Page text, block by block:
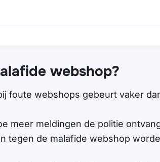
webshop?
foute webshops gebeurt vaker
meer meldingen de politie
tegen de malafide webshop